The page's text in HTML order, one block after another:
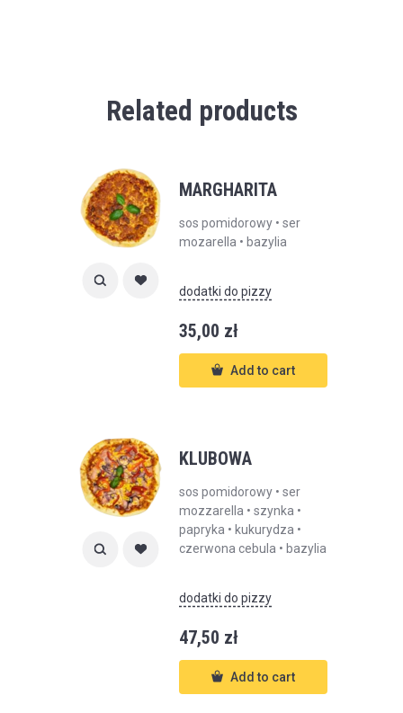
Related products
MARGHARITA
sos pomidorowy • ser
mozarella • bazylia
dodatki do pizzy
35,00 zł
Add to cart
KLUBOWA
sos pomidorowy • ser
mozzarella • szynka •
papryka • kukurydza •
czerwona cebula • bazylia
dodatki do pizzy
47,50 zł
Add to cart